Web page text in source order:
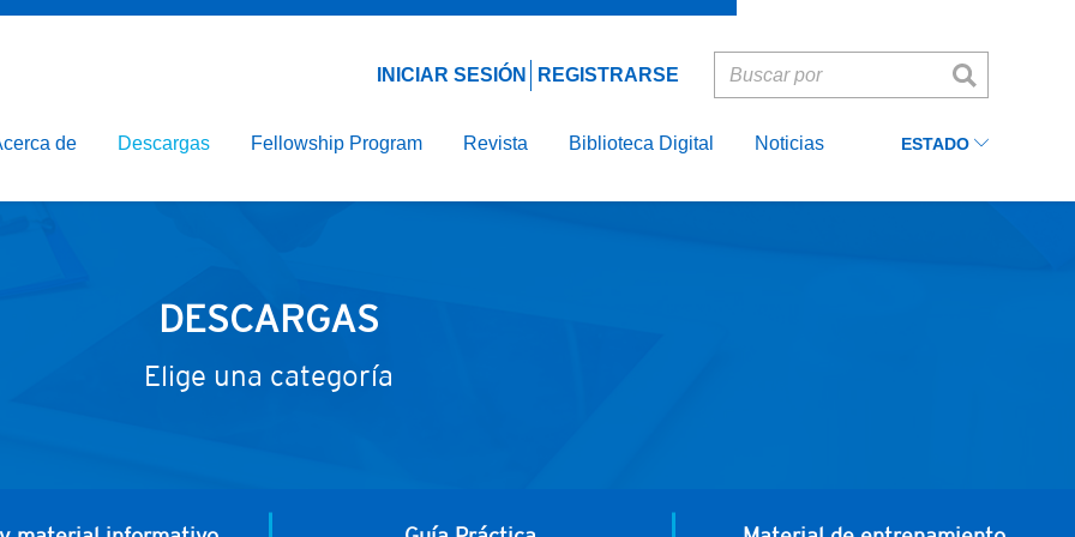
Email* Contraseña*
INICIAR SESIÓN REGISTRARSE
de Descargas Fellowship Program Revista Biblioteca Digital Noticias ESTADO
Colombia
Peru
ASIA
DESCARGAS
Elige una categoría